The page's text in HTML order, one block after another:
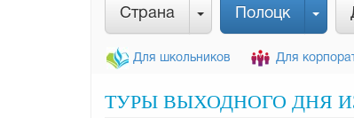
Страна Полоцк
Для школьников Для
ТУРЫ ВЫХОДНОГО ДНЯ